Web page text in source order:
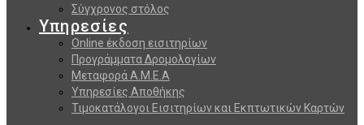
Σύγχρονος στόλος
Υπηρεσίες
Online έκδοση εισιτηρίων
Προγράμματα Δρομολογίων
Μεταφορά Α.Μ.Ε.Α
Υπηρεσίες Αποθήκης
Τιμοκατάλογοι Εισιτηρίων και Εκπτωτικών Καρτών